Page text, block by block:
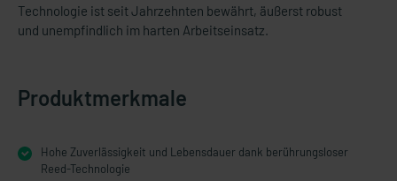
Technologie ist seit Jahrzehnten bewährt, äußerst robust
und unempfindlich im harten Arbeitseinsatz.
Produktmerkmale
Hohe Zuverlässigkeit und Lebensdauer dank berührungsloser
Reed-Technologie